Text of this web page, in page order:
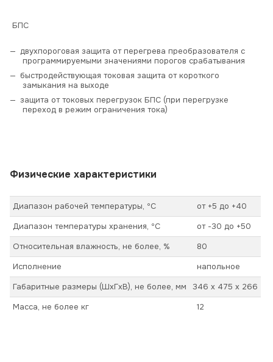
БПС
двухпороговая защита от перегрева преобразователя с
программируемыми значениями порогов срабатывания
быстродействующая токовая защита от короткого
замыкания на выходе
защита от токовых перегрузок БПС (при перегрузке
переход в режим ограничения тока)
Физические характеристики
Диапазон рабочей температуры, ºС
от +5 до +40
Диапазон температуры хранения, ºС
от -30 до +50
Относительная влажность, не более, %
80
Исполнение
напольное
Габаритные размеры (ШхГхВ), не более, мм
346 x 475 x 266
Масса, не более кг
12